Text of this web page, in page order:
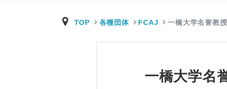
TOP 各種団体 FCAJ 一橋大学名誉教
一橋大学名